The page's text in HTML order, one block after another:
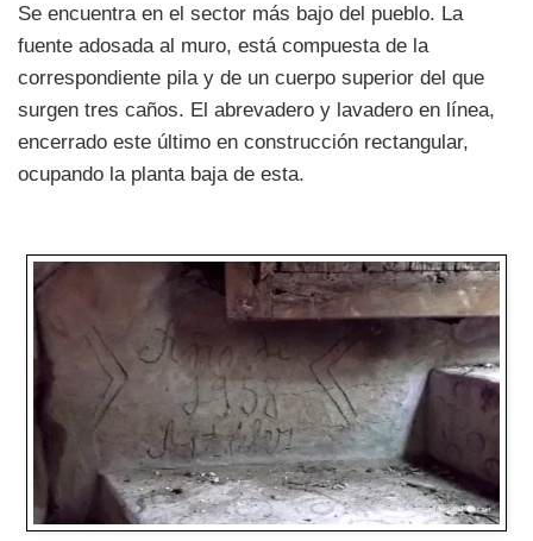
Se encuentra en el sector más bajo del pueblo. La
fuente adosada al muro, está compuesta de la
correspondiente pila y de un cuerpo superior del que
surgen tres caños. El abrevadero y lavadero en línea,
encerrado este último en construcción rectangular,
ocupando la planta baja de esta.